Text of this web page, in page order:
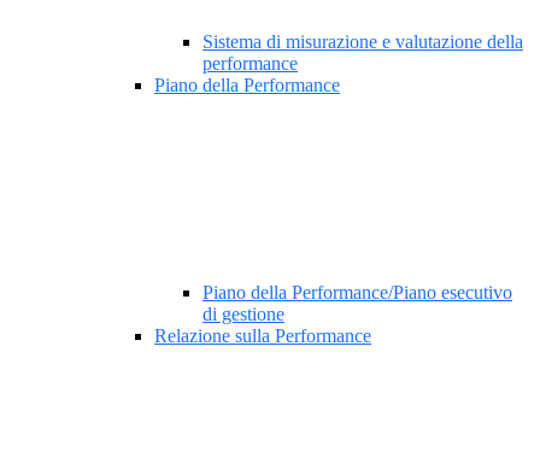
Sistema di misurazione e valutazione della
performance
Piano della Performance
Piano della Performance/Piano esecutivo
di gestione
Relazione sulla Performance